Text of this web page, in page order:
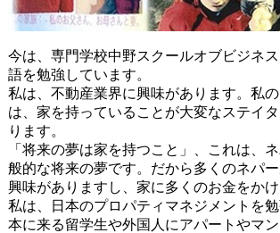
今は、専⾨学校中野スクールオブビジネ
語を勉強しています。
私は、不動産業界に興味があります。私
は、家を持っていることが⼤変なステイ
ります。
「将来の夢は家を持つこと」、これは、
般的な将来の夢です。だから多くのネパ
興味がありますし、家に多くのお金をかけ
私は、日本のプロパティマネジメントを
本に来る留学⽣や外国⼈にアパートやマ